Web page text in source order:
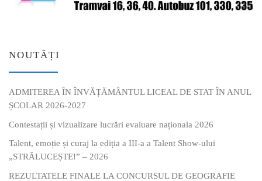
NOUTĂȚI
ADMITEREA ÎN ÎNVĂȚĂMÂNTUL LICEAL DE STAT ÎN ANUL
ȘCOLAR 2026-2027
Contestații și vizualizare lucrări evaluare naționala 2026
Talent, emoție și curaj la ediția a III-a a Talent Show-ului
„STRĂLUCEȘTE!” – 2026
REZULTATELE FINALE LA CONCURSUL DE GEOGRAFIE